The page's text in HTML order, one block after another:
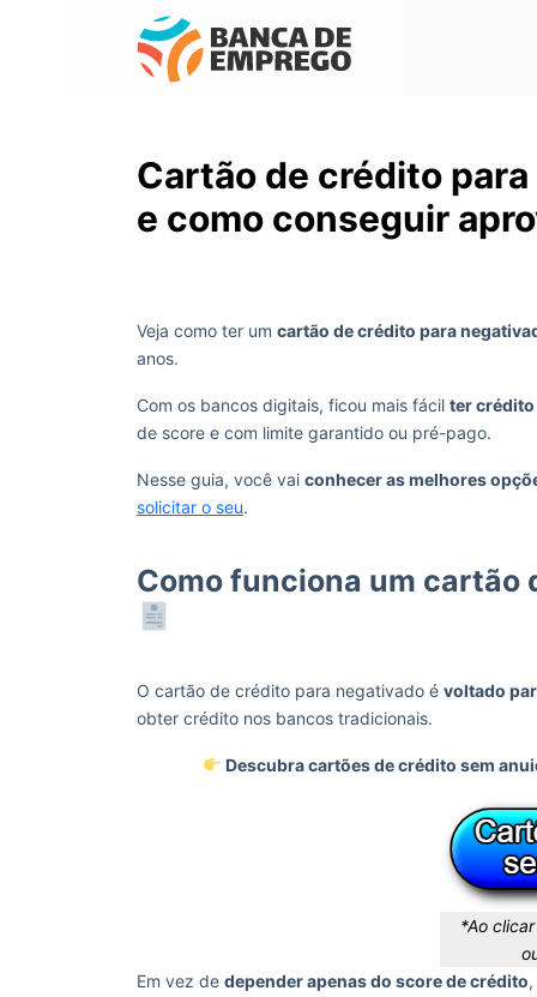
Cartão de crédito
e como conseguir
Veja como ter um cartão de crédito para
anos.
Com os bancos digitais, ficou mais fácil ter
de score e com limite garantido ou pré-pago.
Nesse guia, você vai conhecer as melhores
solicitar o seu.
Como funciona um cartão
O cartão de crédito para negativado é voltado
obter crédito nos bancos tradicionais.
Descubra cartões de crédito sem
*Ao
Em vez de depender apenas do score de crédito